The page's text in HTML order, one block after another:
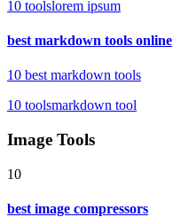
10 toolslorem ipsum
best markdown tools online
10 best markdown tools
10 toolsmarkdown tool
Image Tools
10
best image compressors